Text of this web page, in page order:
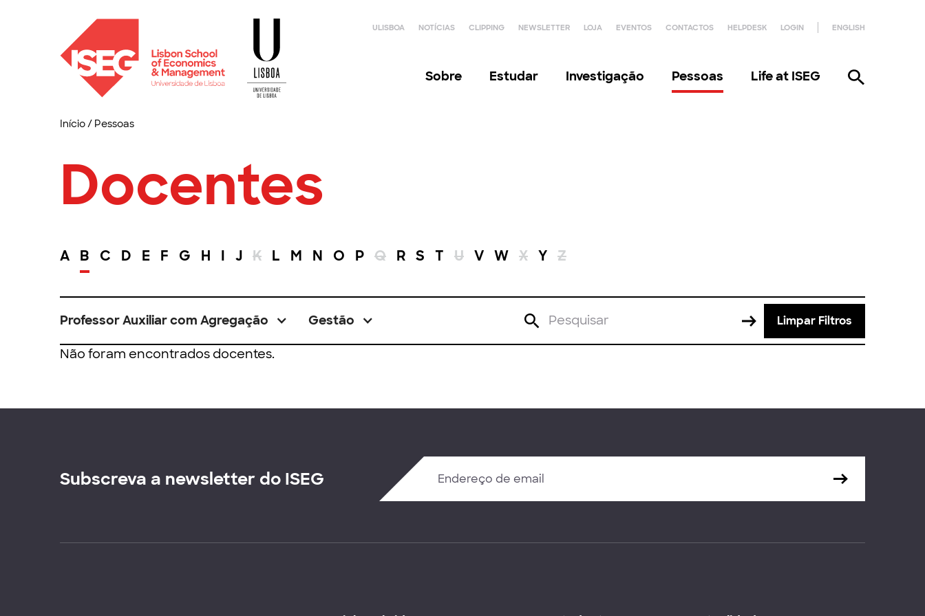
ULISBOA NOTÍCIAS CLIPPING NEWSLETTER LOJA EVENTOS CONTACTOS HELPDESK LOGIN ENGLISH
Sobre Estudar Investigação Pessoas Life at ISEG
Início/ Pessoas
Docentes
A B C D E F G H I J K L M N O P Q R S T U V W X Y Z
Professor Auxiliar com Agregação Gestão Limpar Filtros
Não foram encontrados docentes.
Subscreva a newsletter do ISEG